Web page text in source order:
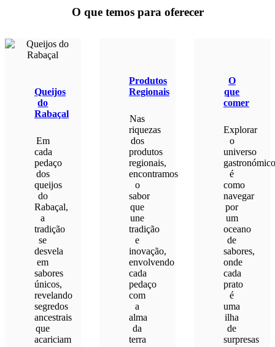
O que temos para oferecer
Queijos
do
Rabaçal
Em
cada
pedaço
dos
queijos
do
Rabaçal,
a
tradição
se
desvela
em
sabores
únicos,
revelando
segredos
ancestrais
que
acariciam
Produtos
Regionais
Nas
riquezas
dos
produtos
regionais,
encontramos
o
sabor
que
une
tradição
e
inovação,
envolvendo
cada
pedaço
com
a
alma
da
terra
O
que
comer
Explorar
o
universo
gastronómico
é
como
navegar
por
um
oceano
de
sabores,
onde
cada
prato
é
uma
ilha
de
surpresas